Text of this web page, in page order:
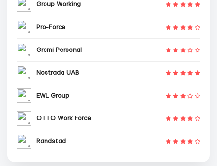
Group Working
Pro-Force
Gremi Personal
Nostrada UAB
EWL Group
OTTO Work Force
Randstad